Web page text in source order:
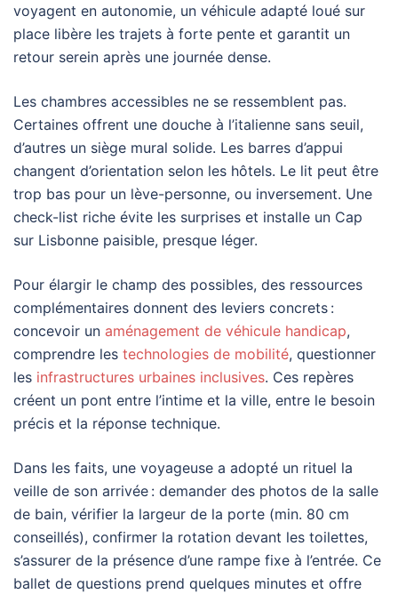
voyagent en autonomie, un véhicule adapté loué sur
place libère les trajets à forte pente et garantit un
retour serein après une journée dense.
Les chambres accessibles ne se ressemblent pas.
Certaines offrent une douche à l’italienne sans seuil,
d’autres un siège mural solide. Les barres d’appui
changent d’orientation selon les hôtels. Le lit peut être
trop bas pour un lève-personne, ou inversement. Une
check-list riche évite les surprises et installe un Cap
sur Lisbonne paisible, presque léger.
Pour élargir le champ des possibles, des ressources
complémentaires donnent des leviers concrets :
concevoir un aménagement de véhicule handicap,
comprendre les technologies de mobilité, questionner
les infrastructures urbaines inclusives. Ces repères
créent un pont entre l’intime et la ville, entre le besoin
précis et la réponse technique.
Dans les faits, une voyageuse a adopté un rituel la
veille de son arrivée : demander des photos de la salle
de bain, vérifier la largeur de la porte (min. 80 cm
conseillés), confirmer la rotation devant les toilettes,
s’assurer de la présence d’une rampe fixe à l’entrée. Ce
ballet de questions prend quelques minutes et offre